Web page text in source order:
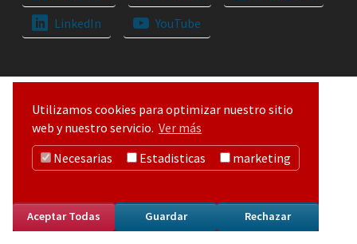
LinkedIn
YouTube
Utilizamos cookies para optimizar nuestro sitio
web y nuestro servicio. Ver más
Necesarias
Estadisticas marketing
Aceptar Todas Guardar Rechazar